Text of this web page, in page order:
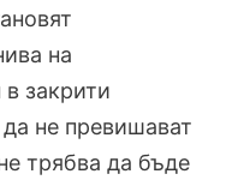
на
закрити
не превишават
трябва да бъде